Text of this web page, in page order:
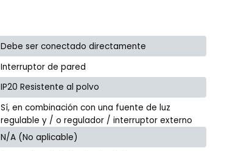
Debe ser conectado directamente
Interruptor de pared
IP20 Resistente al polvo
Sí, en combinación con una fuente de luz
regulable y / o regulador / interruptor externo
N/A (No aplicable)